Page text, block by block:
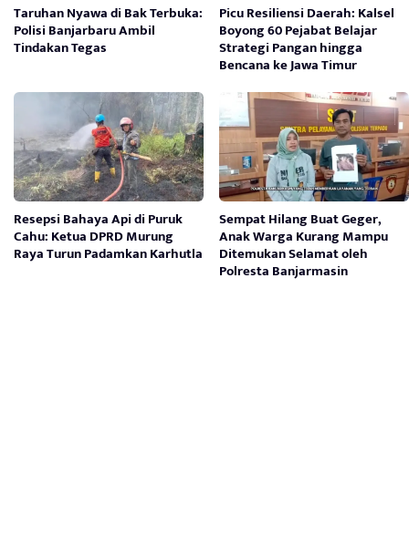
Taruhan Nyawa di Bak Terbuka:
Polisi Banjarbaru Ambil
Tindakan Tegas
Picu Resiliensi Daerah: Kalsel
Boyong 60 Pejabat Belajar
Strategi Pangan hingga
Bencana ke Jawa Timur
Resepsi Bahaya Api di Puruk
Cahu: Ketua DPRD Murung
Raya Turun Padamkan Karhutla
Sempat Hilang Buat Geger,
Anak Warga Kurang Mampu
Ditemukan Selamat oleh
Polresta Banjarmasin